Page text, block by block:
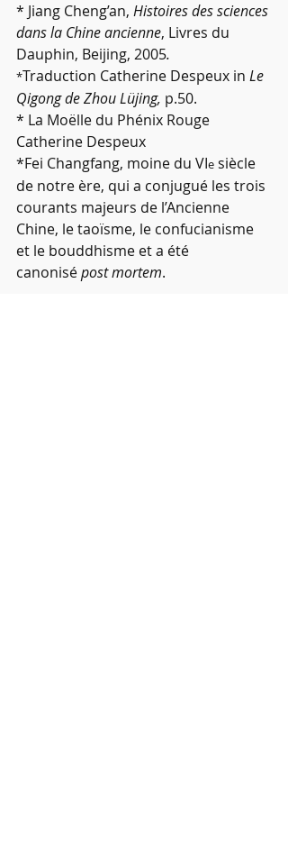
* Jiang Cheng’an, Histoires des sciences
dans la Chine ancienne, Livres du
Dauphin, Beijing, 2005.
*Traduction Catherine Despeux in Le
Qigong de Zhou Lüjing, p.50.
* La Moëlle du Phénix Rouge
Catherine Despeux
*Fei Changfang, moine du VIe siècle
de notre ère, qui a conjugué les trois
courants majeurs de l’Ancienne
Chine, le taoïsme, le confucianisme
et le bouddhisme et a été
canonisé post mortem.